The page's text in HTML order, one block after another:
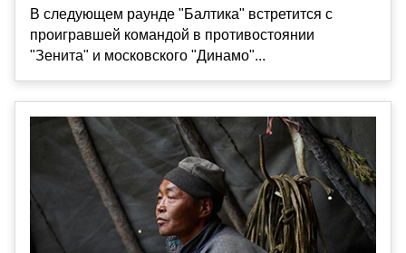
В следующем раунде "Балтика" встретится с
проигравшей командой в противостоянии
"Зенита" и московского "Динамо"...